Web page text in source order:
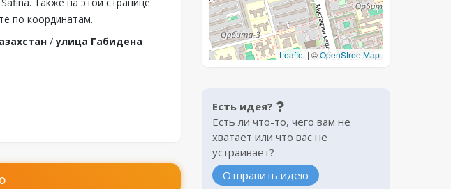
по координатам.
/улица Габидена
Leaflet | ©OpenStreetMap
Есть идея?
Есть ли что-то, чего вам не
хватает или что вас не
устраивает?
Отправить идею